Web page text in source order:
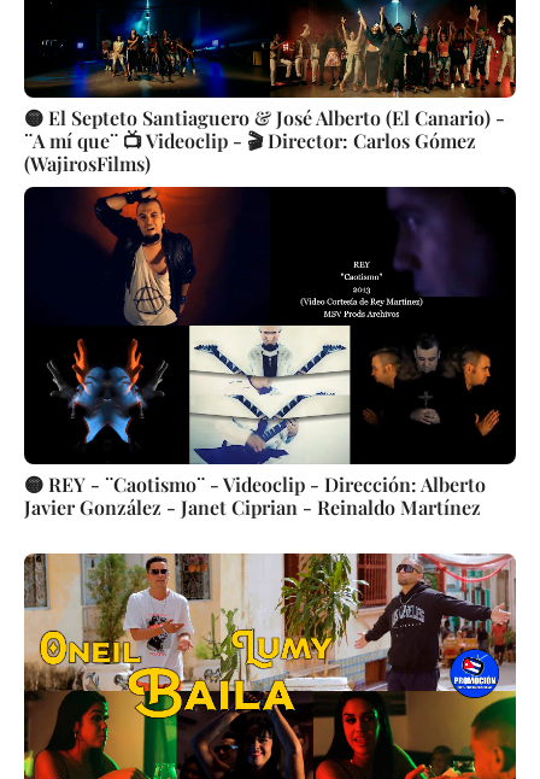
🟡 El Septeto Santiaguero & José Alberto (El Canario) -
¨A mí que¨ 📺 Videoclip - 🎬 Director: Carlos Gómez
(WajirosFilms)
🟡 REY - ¨Caotismo¨ - Videoclip - Dirección: Alberto
Javier González - Janet Ciprian - Reinaldo Martínez